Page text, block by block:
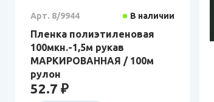
Арт. 8/9944 В наличии
Пленка полиэтиленовая
100мкн.-1,5м рукав
МАРКИРОВАННАЯ / 100м
рулон
52.7 ₽